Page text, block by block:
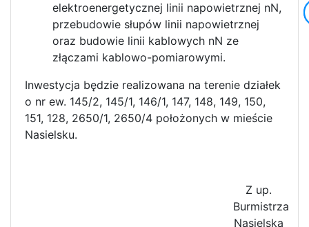
elektroenergetycznej linii napowietrznej nN,
przebudowie słupów linii napowietrznej
oraz budowie linii kablowych nN ze
złączami kablowo-pomiarowymi.
Inwestycja będzie realizowana na terenie działek
o nr ew. 145/2, 145/1, 146/1, 147, 148, 149, 150,
151, 128, 2650/1, 2650/4 położonych w mieście
Nasielsku.
Z up.
Burmistrza
Nasielska